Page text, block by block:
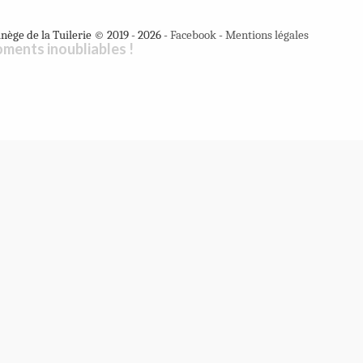
de la Tuilerie © 2019 - 2026 -Facebook-Mentions légales